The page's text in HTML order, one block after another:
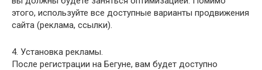
этого, используйте все доступные варианты продвижения
сайта (реклама, ссылки).
4. Установка рекламы.
После регистрации на Бегуне, вам будет доступно